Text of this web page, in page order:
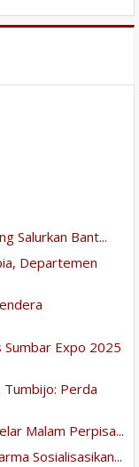
Salurkan Bant...
Departemen
Sumbar Expo 2025
Tumbijo: Perda
Malam Perpisa...
Sosialisasikan...